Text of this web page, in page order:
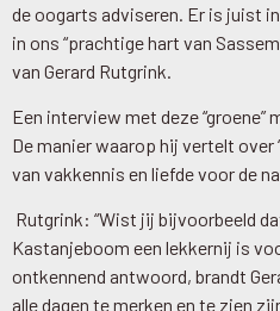
de oogarts adviseren. Er is juist
in ons “prachtige hart van
van Gerard Rutgrink.
Een interview met deze “groene”
De manier waarop hij vertelt over
van vakkennis en liefde voor de
Rutgrink: “Wist jij bijvoorbeeld
Kastanjeboom een lekkernij is
ontkennend antwoord, brandt
alle dagen te merken en te zien